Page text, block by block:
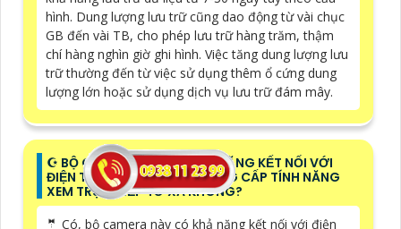
hình. Dung lượng lưu trữ cũng dao động từ vài chục
GB đến vài TB, cho phép lưu trữ hàng trăm, thậm
chí hàng nghìn giờ ghi hình. Việc tăng dung lượng lưu
trữ thường đến từ việc sử dụng thêm ổ cứng dung
lượng lớn hoặc sử dụng dịch vụ lưu trữ đám mây.
☪ BỘ CAMERA NÀY CÓ KHẢ NĂNG KẾT NỐI VỚI
ĐIỆN THOẠI DI ĐỘNG VÀ CUNG CẤP TÍNH NĂNG
XEM TRỰC TIẾP TỪ XA KHÔNG?
🤵 Có, bộ camera này có khả năng kết nối với điện